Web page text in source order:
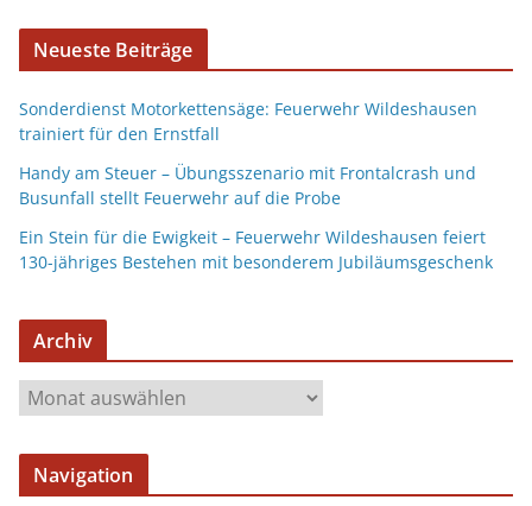
Neueste Beiträge
Sonderdienst Motorkettensäge: Feuerwehr Wildeshausen
trainiert für den Ernstfall
Handy am Steuer – Übungsszenario mit Frontalcrash und
Busunfall stellt Feuerwehr auf die Probe
Ein Stein für die Ewigkeit – Feuerwehr Wildeshausen feiert
130-jähriges Bestehen mit besonderem Jubiläumsgeschenk
Archiv
Navigation